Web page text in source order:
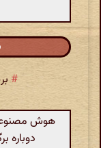
#
هوش
دوباره